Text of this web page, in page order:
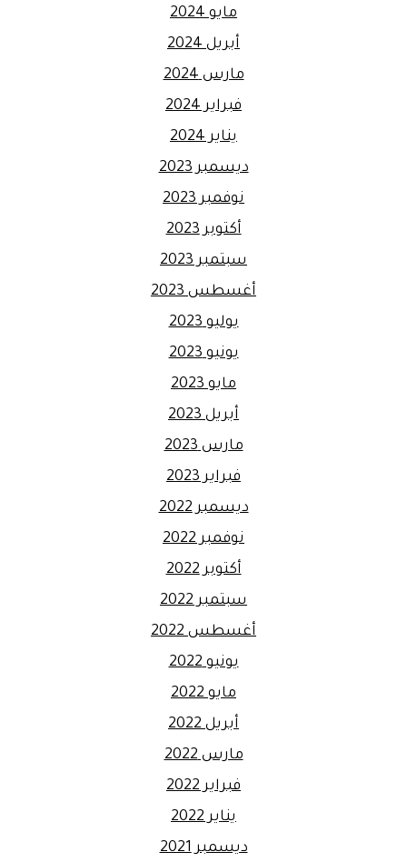
مايو 2024
أبريل 2024
مارس 2024
فبراير 2024
يناير 2024
ديسمبر 2023
نوفمبر 2023
أكتوبر 2023
سبتمبر 2023
أغسطس 2023
يوليو 2023
يونيو 2023
مايو 2023
أبريل 2023
مارس 2023
فبراير 2023
ديسمبر 2022
نوفمبر 2022
أكتوبر 2022
سبتمبر 2022
أغسطس 2022
يونيو 2022
مايو 2022
أبريل 2022
مارس 2022
فبراير 2022
يناير 2022
ديسمبر 2021